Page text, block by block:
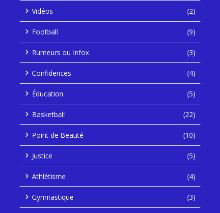
Vidéos (2)
Football (9)
Rumeurs ou Infox (3)
Confidences (4)
Éducation (5)
Basketball (22)
Point de Beauté (10)
Justice (5)
Athlétisme (4)
Gymnastique (3)